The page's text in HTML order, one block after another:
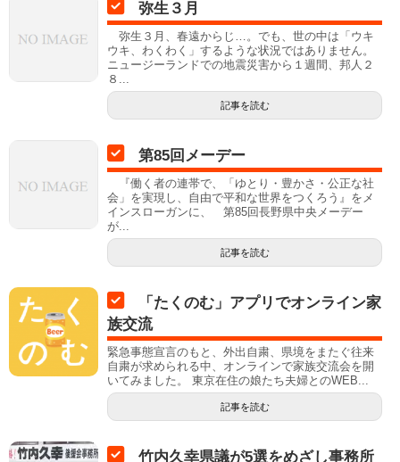
弥生３月
弥生３月、春遠からじ…。でも、世の中は「ウキ
ウキ、わくわく」するような状況ではありません。
ニュージーランドでの地震災害から１週間、邦人２
８...
記事を読む
第85回メーデー
『働く者の連帯で、「ゆとり・豊かさ・公正な社
会」を実現し、自由で平和な世界をつくろう』をメ
インスローガンに、 第85回長野県中央メーデー
が...
記事を読む
「たくのむ」アプリでオンライン家
族交流
緊急事態宣言のもと、外出自粛、県境をまたぐ往来
自粛が求められる中、オンラインで家族交流会を開
いてみました。 東京在住の娘たち夫婦とのWEB...
記事を読む
竹内久幸県議が5選をめざし事務所